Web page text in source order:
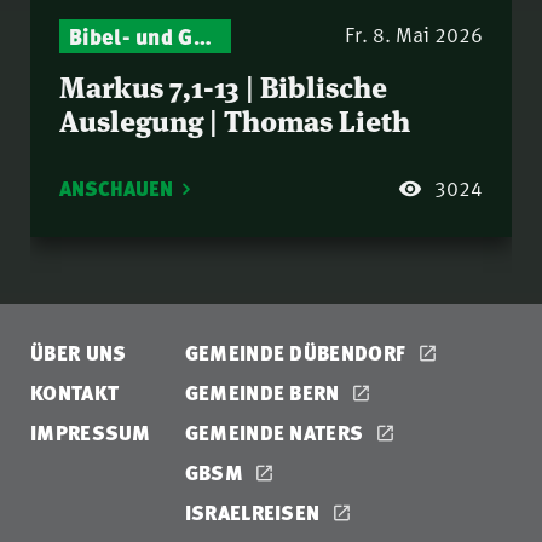
Bibel- und Gebetsstunde – Jeden Donnerstag neu: Vers-für-Vers-Auslegungen Fr. 8. Mai 2026
Markus 7,1-13 | Biblische
Auslegung | Thomas Lieth
ANSCHAUEN 3024
ÜBER UNS
KONTAKT
IMPRESSUM
GEMEINDE DÜBENDORF
GEMEINDE BERN
GEMEINDE NATERS
GBSM
ISRAELREISEN